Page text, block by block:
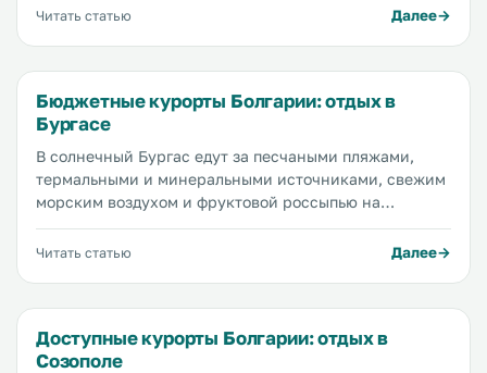
особенно приятно, низкие цены на все. На побережье
пляжных курортах Болгарии и об их особенностях...
Читать статью Далее
Бюджетные курорты Болгарии: отдых в
Бургасе
В солнечный Бургас едут за песчаными пляжами,
термальными и минеральными источниками, свежим
морским воздухом и фруктовой россыпью на
прилавках. К главным достопримечательностям
Бургаса относятся, разумеется, его пляжи, например
Читать статью Далее
Доступные курорты Болгарии: отдых в
Созополе